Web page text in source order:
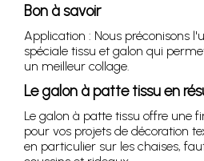
Bon à savoir
Application : Nous préconisons
spéciale tissu et galon qui
un meilleur collage.
Le galon à patte tissu en
Le galon à patte tissu offre une
pour vos projets de décoration
en particulier sur les chaises,